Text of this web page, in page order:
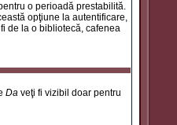
o perioadă prestabilită.
opţiune la autentificare,
de la o bibliotecă, cafenea
Da veţi fi vizibil doar pentru